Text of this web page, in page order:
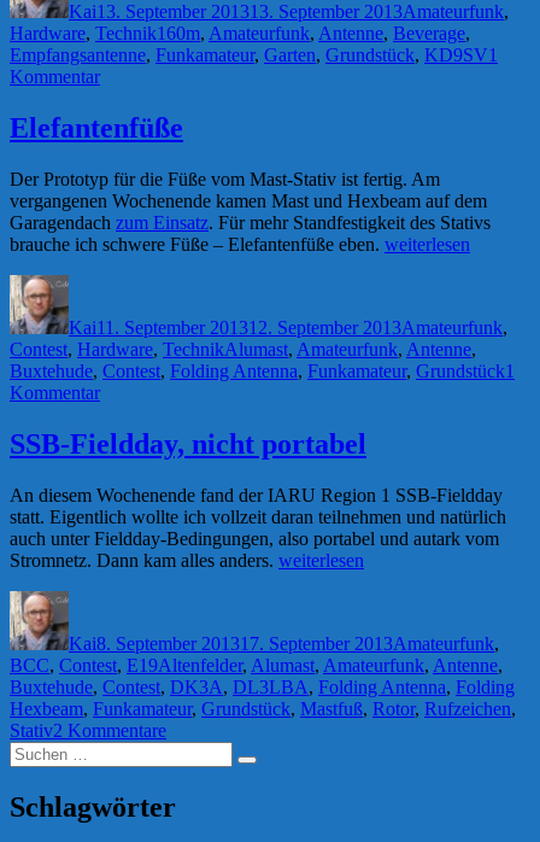
da“
Kai13. September 201313. September 2013Amateurfunk,
Hardware, TechnikSchlagwörter
160m, Amateurfunk, Antenne, Beverage,
Empfangsantenne, Funkamateur, Garten, Grundstück, KD9SV1
Kommentarzu
Beverage-
Antennen
da
Elefantenfüße
Der Prototyp für die Füße vom Mast-Stativ ist fertig. Am
vergangenen Wochenende kamen Mast und Hexbeam auf dem
Garagendach zum Einsatz. Für mehr Standfestigkeit des Stativs
brauche ich schwere Füße – Elefantenfüße eben. „Elefantenfüße“
weiterlesen
Autor
Kai11. September 201312. September 2013Amateurfunk,
Contest, Hardware, TechnikSchlagwörter
Alumast, Amateurfunk, Antenne,
Buxtehude, Contest, Folding Antenna, Funkamateur, Grundstück1
Kommentarzu
SSB-Fieldday, nicht portabel
An diesem Wochenende fand der IARU Region 1 SSB-Fieldday
statt. Eigentlich wollte ich vollzeit daran teilnehmen und natürlich
auch unter Fieldday-Bedingungen, also portabel und autark vom
Stromnetz. Dann kam alles anders. „SSB-
weiterlesen
Autor
Kai8. September 201317. September 2013Amateurfunk,
BCC, Contest, E19Schlagwörter
Altenfelder, Alumast, Amateurfunk, Antenne,
Buxtehude, Contest, DK3A, DL3LBA, Folding Antenna, Folding
Hexbeam, Funkamateur, Grundstück, Mastfuß, Rotor, Rufzeichen,
Stativ2 Kommentarezu
Fieldday,
portabel
Suchen
nach:
Suchen
Schlagwörter